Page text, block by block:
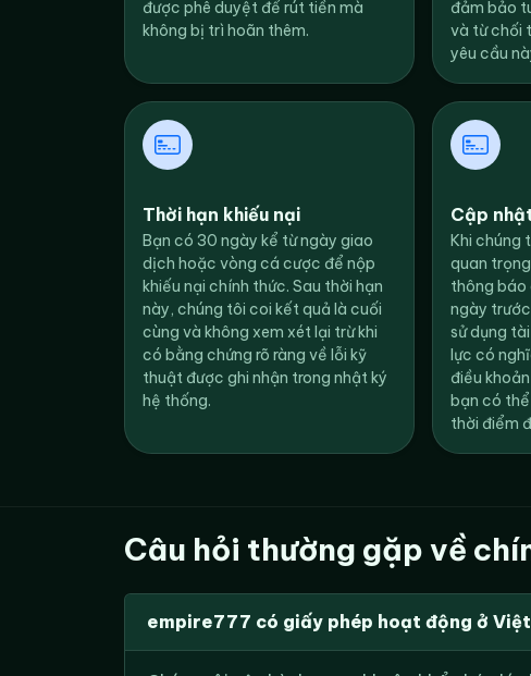
được phê duyệt để rút tiền mà
không bị trì hoãn thêm.
đảm bảo
và từ chối
yêu cầu
Thời hạn khiếu nại
Bạn có 30 ngày kể từ ngày giao
dịch hoặc vòng cá cược để nộp
khiếu nại chính thức. Sau thời hạn
này, chúng tôi coi kết quả là cuối
cùng và không xem xét lại trừ khi
có bằng chứng rõ ràng về lỗi kỹ
thuật được ghi nhận trong nhật ký
hệ thống.
Cập
Khi chúng
quan
thông báo
ngày
sử dụng
lực có
điều
bạn có
thời điểm
Câu hỏi thường gặp về
empire777 có giấy phép hoạt động ở